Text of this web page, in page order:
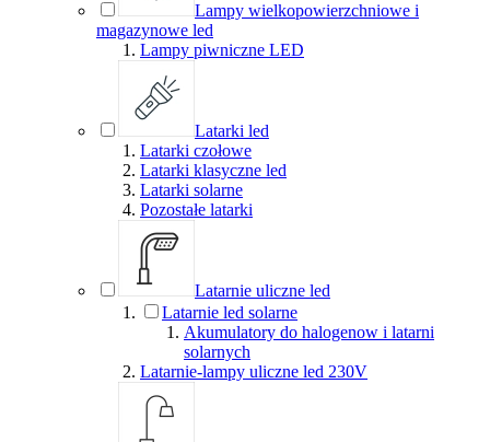
Lampy wielkopowierzchniowe i
magazynowe led
Lampy piwniczne LED
Latarki led
Latarki czołowe
Latarki klasyczne led
Latarki solarne
Pozostałe latarki
Latarnie uliczne led
Latarnie led solarne
Akumulatory do halogenow i latarni
solarnych
Latarnie-lampy uliczne led 230V